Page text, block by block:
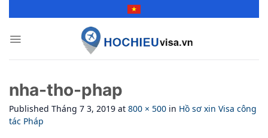
nha-tho-phap
Published Tháng 7 3, 2019 at 800 × 500 in Hồ sơ xin Visa công
tác Pháp